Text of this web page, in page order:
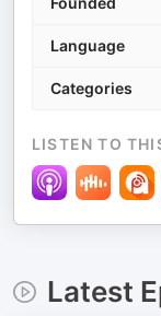
Language
Categories
LISTEN TO
Latest